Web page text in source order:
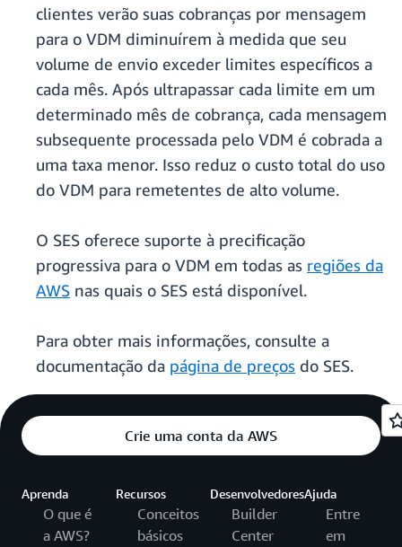
clientes verão suas cobranças por mensagem
para o VDM diminuírem à medida que seu
volume de envio exceder limites específicos a
cada mês. Após ultrapassar cada limite em um
determinado mês de cobrança, cada mensagem
subsequente processada pelo VDM é cobrada a
uma taxa menor. Isso reduz o custo total do uso
do VDM para remetentes de alto volume.
O SES oferece suporte à precificação
progressiva para o VDM em todas as regiões da
AWS nas quais o SES está disponível.
Para obter mais informações, consulte a
documentação da página de preços do SES.
Crie uma conta da AWS
Aprenda
O que é
a AWS?
Recursos
Conceitos
básicos
Desenvolvedores
Builder
Center
Ajuda
Entre
em